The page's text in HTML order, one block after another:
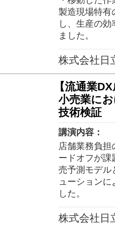
製造現場特有
し、生産の
ました。
株式会社日
【流通業
小売業に
技術検証
講演内容：
店舗業務負
ードオフが課
売予測モデル
ューション
した。
株式会社日